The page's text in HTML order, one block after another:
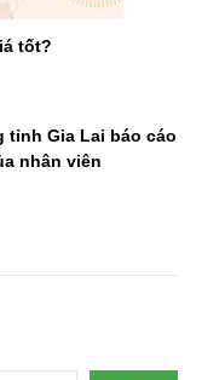
tốt?
tỉnh Gia Lai báo cáo
nhân viên